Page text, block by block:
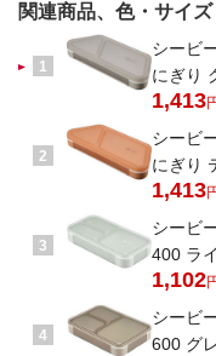
関連商品、色・サイ
1
シービ
にぎり
1,413
2
シービ
にぎり
1,413
3
シービ
400 ラ
1,102
4
シービ
600 グ